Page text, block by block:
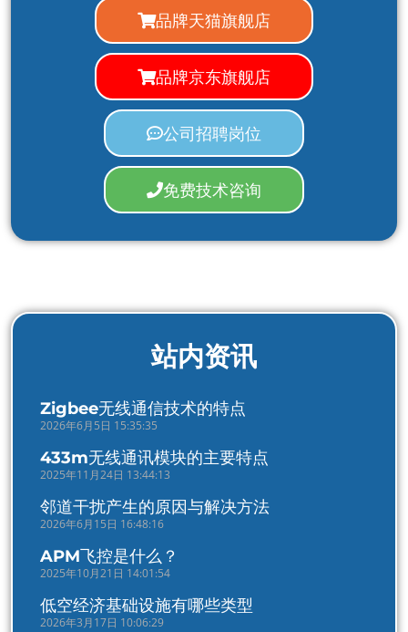
品牌天猫旗舰店
品牌京东旗舰店
公司招聘岗位
免费技术咨询
站内资讯
Zigbee无线通信技术的特点
2026年6月5日 15:35:35
433m无线通讯模块的主要特点
2025年11月24日 13:44:13
邻道干扰产生的原因与解决方法
2026年6月15日 16:48:16
APM飞控是什么？
2025年10月21日 14:01:54
低空经济基础设施有哪些类型
2026年3月17日 10:06:29